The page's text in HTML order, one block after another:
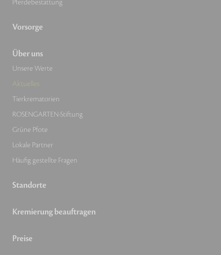
Pferdebestattung
Vorsorge
Über uns
Unsere Werte
Aktuelles
Tierkrematorien
ROSENGARTEN-Stiftung
Grüne Pfote
Lokale Partner
Häufig gestellte Fragen
Standorte
Kremierung beauftragen
Preise